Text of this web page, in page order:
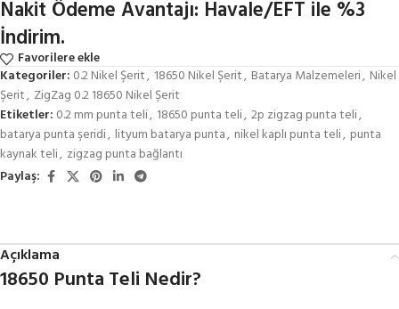
Nakit Ödeme Avantajı: Havale/EFT ile %3
İndirim.
Favorilere ekle
Kategoriler: 0.2 Nikel Şerit, 18650 Nikel Şerit, Batarya Malzemeleri, Nikel
Şerit, ZigZag 0.2 18650 Nikel Şerit
Etiketler: 0.2 mm punta teli, 18650 punta teli, 2p zigzag punta teli,
batarya punta şeridi, lityum batarya punta, nikel kaplı punta teli, punta
kaynak teli, zigzag punta bağlantı
Paylaş:
Açıklama
18650 Punta Teli Nedir?